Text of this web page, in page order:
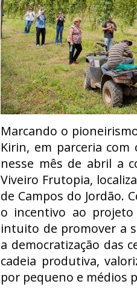
Marcando o
Kirin, em parceria com
nesse mês de abril a
Viveiro Frutopia,
de Campos do Jordão.
o incentivo ao
intuito de promover a
a democratização das
cadeia produtiva,
por pequeno e médios